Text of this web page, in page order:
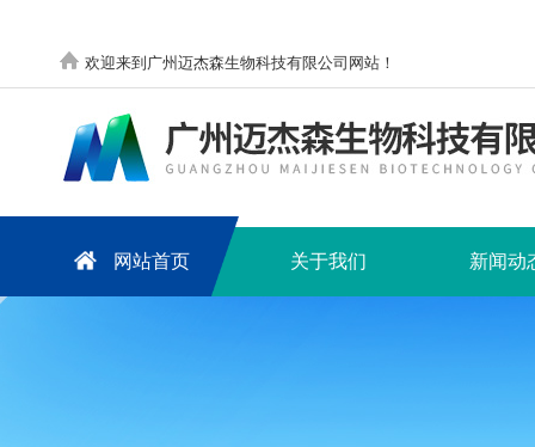
欢迎来到广州迈杰森生物科技有限公司网站！
网站首页 关于我们 新闻动